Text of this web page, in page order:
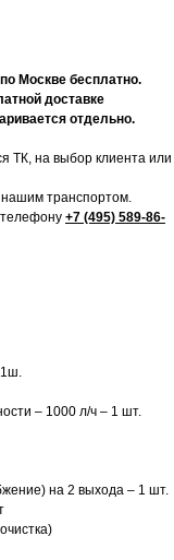
Москве бесплатно.
доставке
отдельно.
ТК, на выбор клиента или
транспортом.
+7 (495) 589-86-
1ш.
– 1000 л/ч – 1 шт.
на 2 выхода – 1 шт.